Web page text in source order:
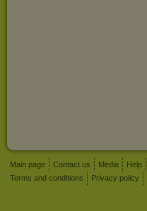
Main page Contact us Media Help
Terms and conditions
Privacy policy